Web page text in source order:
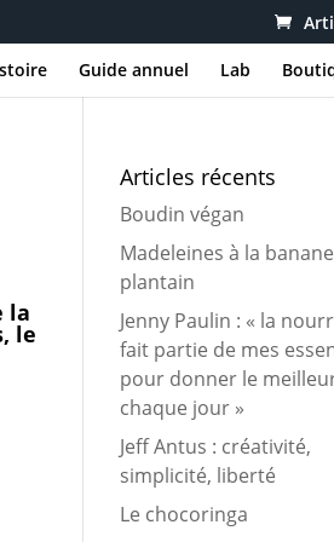
Guide annuel Lab
la
le
Articles récents
Boudin végan
Madeleines à la banane
plantain
Jenny Paulin : « la
fait partie de mes
pour donner le
chaque jour »
Jeff Antus : créativité,
simplicité, liberté
Le chocoringa